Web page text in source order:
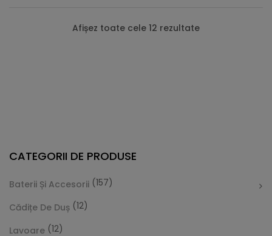
Afișez toate cele 12 rezultate
CATEGORII DE PRODUSE
Baterii Și Accesorii (157)
Cădițe De Duș (12)
Lavoare (12)